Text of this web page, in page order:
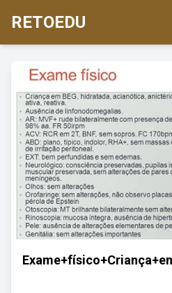
RETOEDU